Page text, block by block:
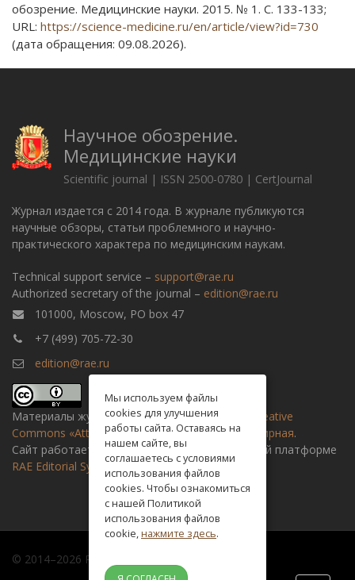
обозрение. Медицинские науки. 2015. № 1. С. 133-133;
URL: https://science-medicine.ru/en/article/view?id=730
(дата обращения: 09.08.2026).
Научное обозрение.
Медицинские науки
Scientific journal | ISSN 2500-0780 | CertJournal
Журнал издается с 2014 года. В журнале публикуются
научные обзоры, статьи проблемного и научно-
практического характера по медицинским наукам.
Technical support service – support@rae.ru
Authorized secretary of the journal – edition@rae.ru
101000, Moscow, PO box 47
+7 (499) 705-72-30
edition@rae.ru
Материалы журнала доступны полицензии Creative
Commons «Attribution» («Атрибуция») 4.0 Всемирная.
Сайт работает на универсальной издательской платформе
RAE Editorial System
© 2014–2026 Russian academy of natural history
Мы используем файлы
cookies для улучшения
работы сайта. Оставаясь на
нашем сайте, вы
соглашаетесь с условиями
использования файлов
cookies. Чтобы ознакомиться
с нашей Политикой
использования файлов
cookie,нажмите здесь.